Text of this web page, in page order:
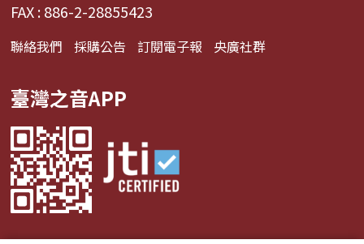
FAX : 886-2-28855423
聯絡我們 採購公告 訂閱電子報 央廣社群
臺灣之音APP